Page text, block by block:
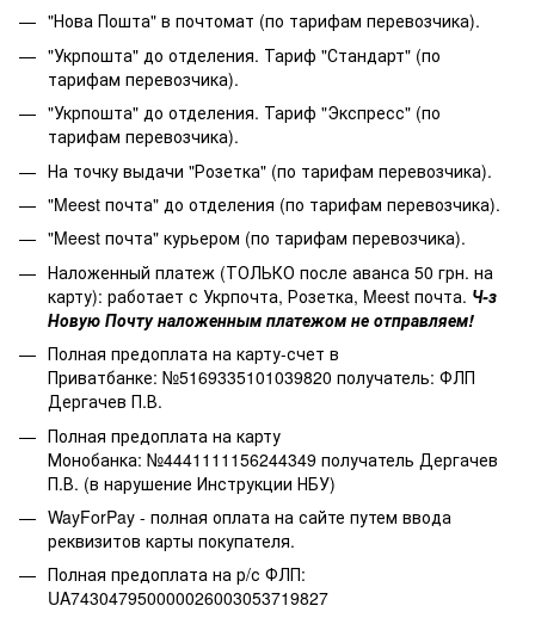
"Нова Пошта" в почтомат (по тарифам перевозчика).
"Укрпошта" до отделения. Тариф "Стандарт" (по
тарифам перевозчика).
"Укрпошта" до отделения. Тариф "Экспресс" (по
тарифам перевозчика).
На точку выдачи "Розетка" (по тарифам перевозчика).
"Meest почта" до отделения (по тарифам перевозчика).
"Meest почта" курьером (по тарифам перевозчика).
Наложенный платеж (ТОЛЬКО после аванса 50 грн. на
карту): работает с Укрпочта, Розетка, Meest почта. Ч-з
Новую Почту наложенным платежом не отправляем!
Полная предоплата на карту-счет в
Приватбанке: №5169335101039820 получатель: ФЛП
Дергачев П.В.
Полная предоплата на карту
Монобанка: №4441111156244349 получатель Дергачев
П.В. (в нарушение Инструкции НБУ)
WayForPay - полная оплата на сайте путем ввода
реквизитов карты покупателя.
Полная предоплата на р/с ФЛП:
UA743047950000026003053719827